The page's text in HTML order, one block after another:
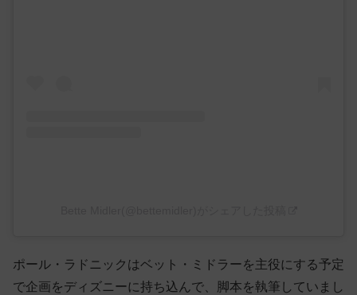
ポール・ラドニックはベット・ミドラーを主役にする予定
で企画をディズニーに持ち込んで、脚本を執筆していまし